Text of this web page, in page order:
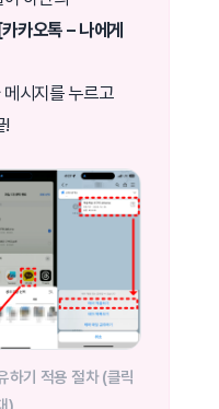
카오톡 – 나에게
시지를 누르고
!
하기 적용 절차 (클릭